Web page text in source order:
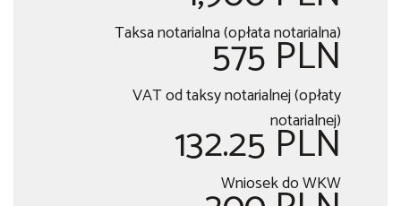
Taksa notarialna (opłata notarialna)
575 PLN
VAT od taksy notarialnej (opłaty
notarialnej)
132.25 PLN
Wniosek do WKW